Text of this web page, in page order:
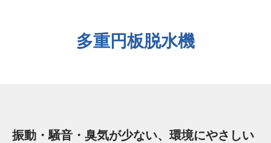
多重円板脱水機
振動・騒音・臭気が少ない、環境にやさしい